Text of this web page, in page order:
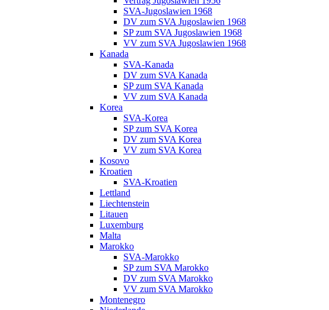
SVA-Jugoslawien 1968
DV zum SVA Jugoslawien 1968
SP zum SVA Jugoslawien 1968
VV zum SVA Jugoslawien 1968
Kanada
SVA-Kanada
DV zum SVA Kanada
SP zum SVA Kanada
VV zum SVA Kanada
Korea
SVA-Korea
SP zum SVA Korea
DV zum SVA Korea
VV zum SVA Korea
Kosovo
Kroatien
SVA-Kroatien
Lettland
Liechtenstein
Litauen
Luxemburg
Malta
Marokko
SVA-Marokko
SP zum SVA Marokko
DV zum SVA Marokko
VV zum SVA Marokko
Montenegro